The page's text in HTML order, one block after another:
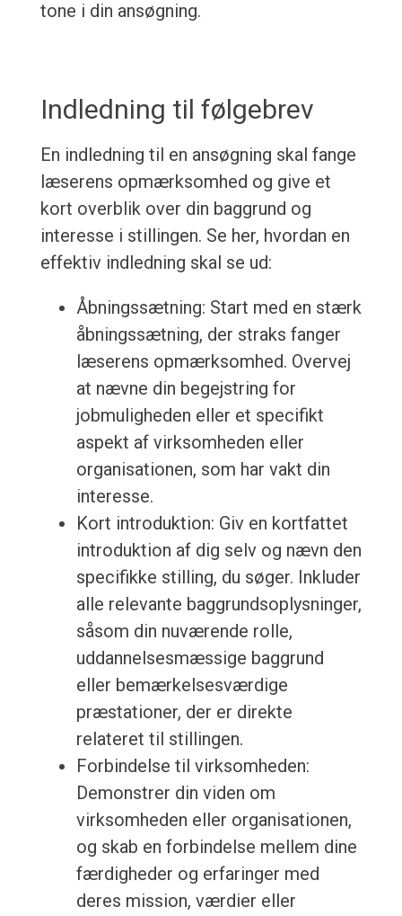
tone i din ansøgning.
Indledning til følgebrev
En indledning til en ansøgning skal fange
læserens opmærksomhed og give et
kort overblik over din baggrund og
interesse i stillingen. Se her, hvordan en
effektiv indledning skal se ud:
Åbningssætning: Start med en stærk
åbningssætning, der straks fanger
læserens opmærksomhed. Overvej
at nævne din begejstring for
jobmuligheden eller et specifikt
aspekt af virksomheden eller
organisationen, som har vakt din
interesse.
Kort introduktion: Giv en kortfattet
introduktion af dig selv og nævn den
specifikke stilling, du søger. Inkluder
alle relevante baggrundsoplysninger,
såsom din nuværende rolle,
uddannelsesmæssige baggrund
eller bemærkelsesværdige
præstationer, der er direkte
relateret til stillingen.
Forbindelse til virksomheden:
Demonstrer din viden om
virksomheden eller organisationen,
og skab en forbindelse mellem dine
færdigheder og erfaringer med
deres mission, værdier eller